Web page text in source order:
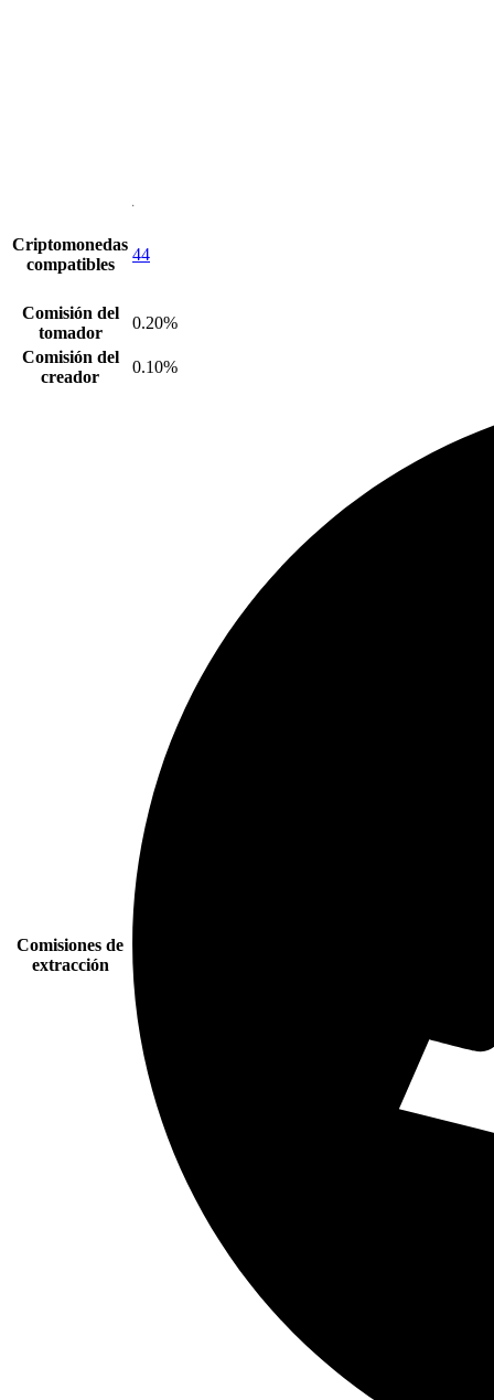
Criptomonedas
compatibles
44
Comisión del
tomador
0.20%
Comisión del
creador
0.10%
Comisiones de
extracción